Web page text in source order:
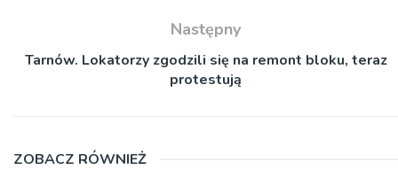
Następny
Tarnów. Lokatorzy zgodzili się na remont bloku, teraz
protestują
ZOBACZ RÓWNIEŻ